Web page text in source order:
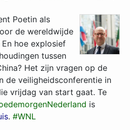
Poetin als
de wereldwijde
hoe explosief
tussen
Het zijn vragen op de
de veiligheidsconferentie in
vrijdag van start gaat. Te
is
. #WNL